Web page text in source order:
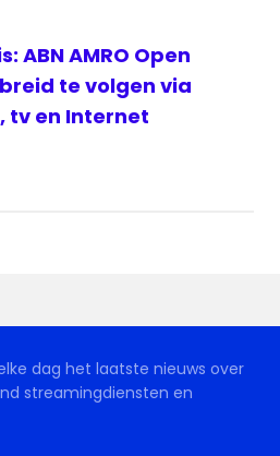
ABN AMRO Open
te volgen via
tv en Internet
dag het laatste nieuws over
streamingdiensten en